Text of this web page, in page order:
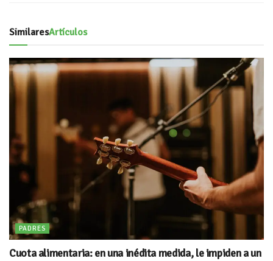
SimilaresArtículos
PADRES
Cuota alimentaria: en una inédita medida, le impiden a un